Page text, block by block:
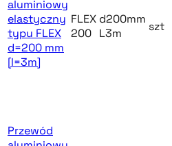
aluminiowy
elastyczny
typu FLEX
d=200 mm
[l=3m]
FLEX
200
d200mm
L3m
szt
Przewód